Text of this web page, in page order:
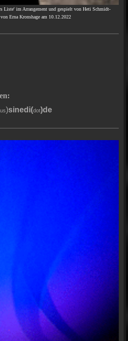
Liste' im Arrangement und gespielt von Heti Schmidt-
Erna Kronshage am 10.12.2022
)sinedi(dot)de